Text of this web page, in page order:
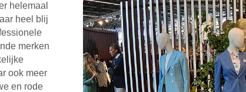
helemaal
heel blij
merken
ook meer
en rode